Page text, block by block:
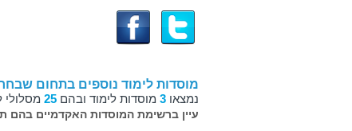
אבטחת איכות תעשייתית
בקרת איכות
הנדסת איכות
שפת גוף ותקשורת בינאישית
גרפולוגיה
הום סטיילינג
מוסדות לימוד נוספים בתחום
נמצאו 3 מוסדות לימוד ובהם 25 מסלולי
עיין ברשימת המוסדות האקדמיים